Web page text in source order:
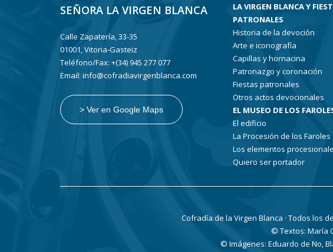
SEÑORA LA VIRGEN BLANCA
Calle Zapatería, 33-35
01001, Vitoria-Gasteiz
Teléfono/Fax: +(34) 945 277 077
Email: info@cofradiavirgenblanca.com
> Ver en Google Maps
LA VIRGEN BLANCA Y
PATRONALES
Historia de la devoción
Arte e iconografía
Capillas y hornacina
Patronazgo y coronación
Fiestas patronales
Otros actos devocionales
EL MUSEO DE LOS
El edificio
La Procesión de los Faroles
Los elementos
Quiero ser portador
Cofradía de la Virgen Blanca · Todos los
© Textos: María
© Imágenes: Eduardo de No,